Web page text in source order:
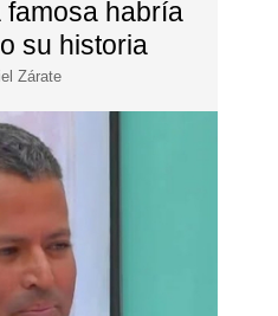
famosa habría
su historia
Zárate